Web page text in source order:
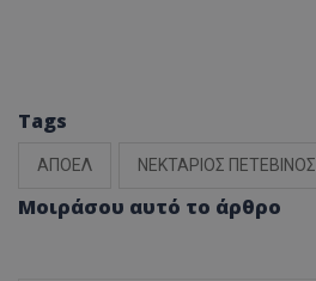
Tags
ΑΠΟΕΛ ΝΕΚΤΑΡΙΟΣ ΠΕΤΕΒΙΝΟΣ
Μοιράσου αυτό το άρθρο